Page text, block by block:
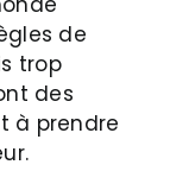
de
trop
des
à prendre